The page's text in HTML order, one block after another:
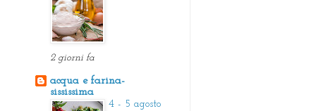
2 giorni fa
acqua e farina-
sississima
4 - 5 agosto